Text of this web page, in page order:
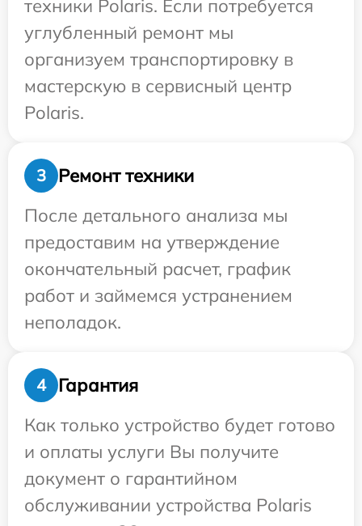
техники Polaris. Если потребуется
углубленный ремонт мы
организуем транспортировку в
мастерскую в сервисный центр
Polaris.
3
Ремонт техники
После детального анализа мы
предоставим на утверждение
окончательный расчет, график
работ и займемся устранением
неполадок.
4
Гарантия
Как только устройство будет готово
и оплаты услуги Вы получите
документ о гарантийном
обслуживании устройства Polaris